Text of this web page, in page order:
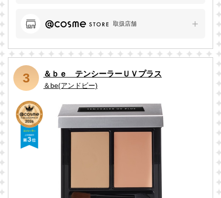
取扱店舗
3 ＆ｂｅ テンシーラーＵＶプラス
＆be(アンドビー)